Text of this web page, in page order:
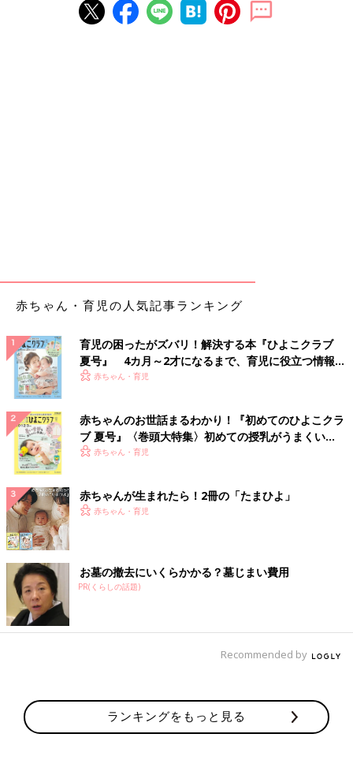
赤ちゃん・育児の人気記事ランキング
育児の困ったがズバリ！解決する本『ひよこクラブ
夏号』 4カ月～2才になるまで、育児に役立つ情報が
いっぱい！
赤ちゃん・育児
赤ちゃんのお世話まるわかり！『初めてのひよこクラ
ブ 夏号』〈巻頭大特集〉初めての授乳がうまくい
く！ おっぱい・ミルクの基本と夏のトラブル 解決テ
赤ちゃん・育児
赤ちゃんが生まれたら！2冊の「たまひよ」
赤ちゃん・育児
お墓の撤去にいくらかかる？墓じまい費用
PR(くらしの話題)
Recommended by
ランキングをもっと見る